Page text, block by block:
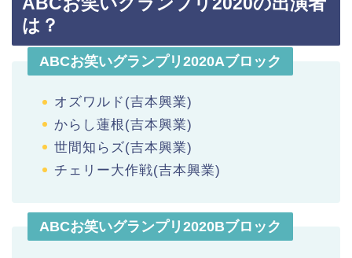
は？
ABCお笑いグランプリ2020Aブロック
オズワルド(吉本興業)
からし蓮根(吉本興業)
世間知らズ(吉本興業)
チェリー大作戦(吉本興業)
ABCお笑いグランプリ2020Bブロック